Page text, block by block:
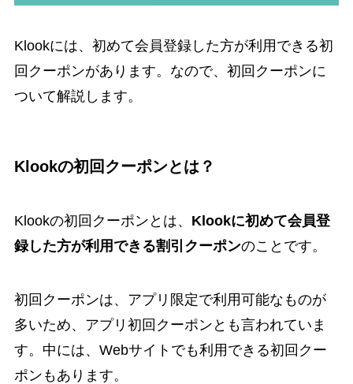
Klookには、初めて会員登録した方が利用できる初
回クーポンがあります。なので、初回クーポンに
ついて解説します。
Klookの初回クーポンとは？
Klookの初回クーポンとは、 Klookに初めて会員登
録した方が利用できる割引クーポンのことです。
初回クーポンは、アプリ限定で利用可能なものが
多いため、アプリ初回クーポンとも言われていま
す。中には、Webサイトでも利用できる初回クー
ポンもあります。